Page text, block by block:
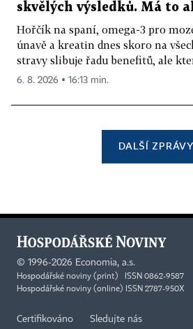
skvělých výsledků. Má to
Hořčík na spaní, omega-3 pro
únavě a kreatin dnes skoro na
stravy slibuje řadu benefitů, ale
6. 8. 2026 ▪ 16:13 min.
DALŠÍ ZPRÁVY
© 1996-2026 Economia, a.s.
Hospodářské noviny (print) ISSN 0862-9587
Hospodářské noviny (online) ISSN 2787-950X
Certifikováno Sledujte nás